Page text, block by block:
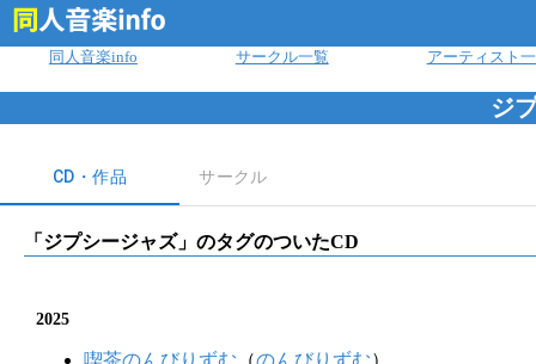
同人音楽info サークル一覧 アーティスト
ジ
CD・作品 サークル
「 ジプシージャズ」のタグのついたCD
2025
喫茶のんびりずむ （のんびりずむ）